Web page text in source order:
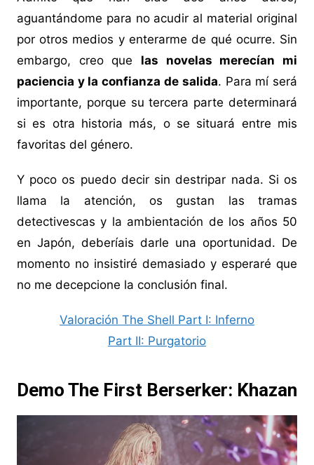
aguantándome para no acudir al material original
por otros medios y enterarme de qué ocurre. Sin
embargo, creo que las novelas merecían mi
paciencia y la confianza de salida. Para mí será
importante, porque su tercera parte determinará
si es otra historia más, o se situará entre mis
favoritas del género.
Y poco os puedo decir sin destripar nada. Si os
llama la atención, os gustan las tramas
detectivescas y la ambientación de los años 50
en Japón, deberíais darle una oportunidad. De
momento no insistiré demasiado y esperaré que
no me decepcione la conclusión final.
Valoración The Shell Part I: Inferno
Part II: Purgatorio
Demo The First Berserker: Khazan